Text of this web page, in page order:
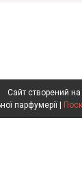
Сайт створений на